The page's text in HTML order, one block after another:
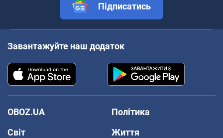
Підписатись
Завантажуйте наш додаток
OBOZ.UA
Політика
Світ
Життя